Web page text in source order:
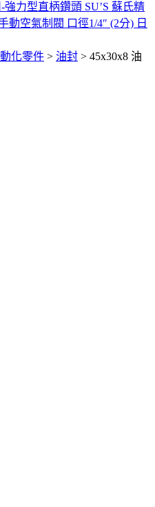
強力型直柄鑽頭 SU’S 蘇氏精
動空氣制閥 口徑1/4″ (2分) 日
化零件 > 油封 > 45x30x8 油